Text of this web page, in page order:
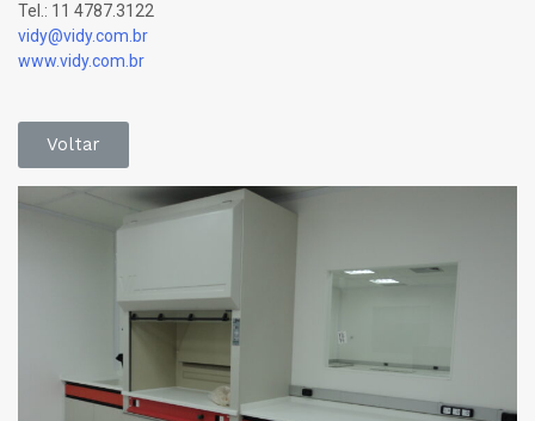
Tel.: 11 4787.3122
vidy@vidy.com.br
www.vidy.com.br
Voltar